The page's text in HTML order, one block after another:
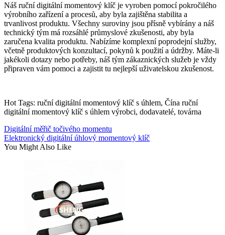
Náš ruční digitální momentový klíč je vyroben pomocí pokročilého
výrobního zařízení a procesů, aby byla zajištěna stabilita a
trvanlivost produktu. Všechny suroviny jsou přísně vybírány a náš
technický tým má rozsáhlé průmyslové zkušenosti, aby byla
zaručena kvalita produktu. Nabízíme komplexní poprodejní služby,
včetně produktových konzultací, pokynů k použití a údržby. Máte-li
jakékoli dotazy nebo potřeby, náš tým zákaznických služeb je vždy
připraven vám pomoci a zajistit tu nejlepší uživatelskou zkušenost.
Hot Tags: ruční digitální momentový klíč s úhlem, Čína ruční
digitální momentový klíč s úhlem výrobci, dodavatelé, továrna
Digitální měřič točivého momentu
Elektronický digitální úhlový momentový klíč
You Might Also Like